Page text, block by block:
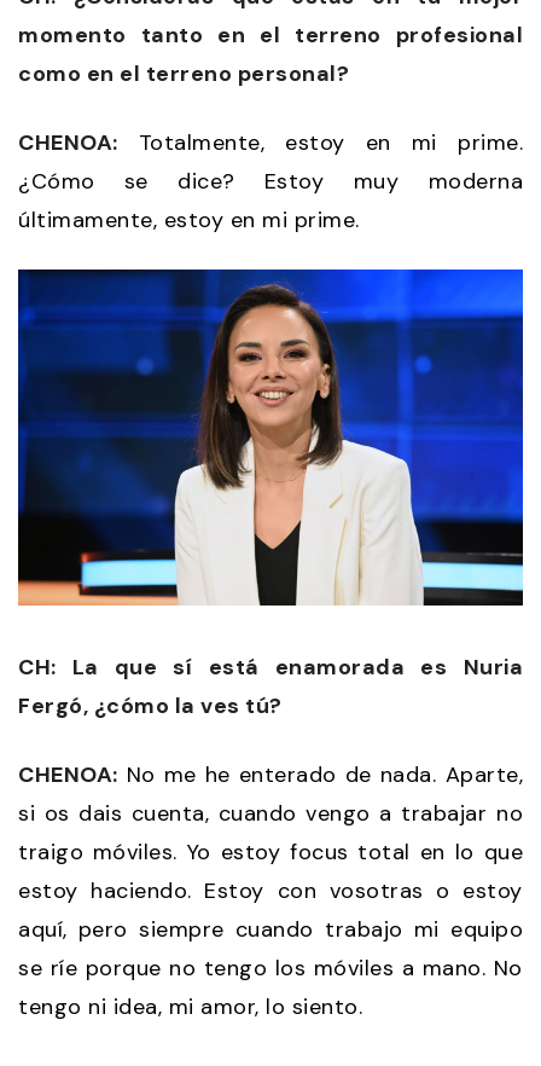
momento tanto en el terreno profesional
como en el terreno personal?
CHENOA: Totalmente, estoy en mi prime.
¿Cómo se dice? Estoy muy moderna
últimamente, estoy en mi prime.
CH: La que sí está enamorada es Nuria
Fergó, ¿cómo la ves tú?
CHENOA: No me he enterado de nada. Aparte,
si os dais cuenta, cuando vengo a trabajar no
traigo móviles. Yo estoy focus total en lo que
estoy haciendo. Estoy con vosotras o estoy
aquí, pero siempre cuando trabajo mi equipo
se ríe porque no tengo los móviles a mano. No
tengo ni idea, mi amor, lo siento.